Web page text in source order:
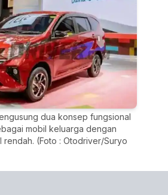
dua konsep fungsional
mobil keluarga dengan
rendah. (Foto : Otodriver/Suryo